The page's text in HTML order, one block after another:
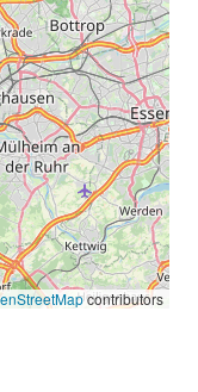
contributors